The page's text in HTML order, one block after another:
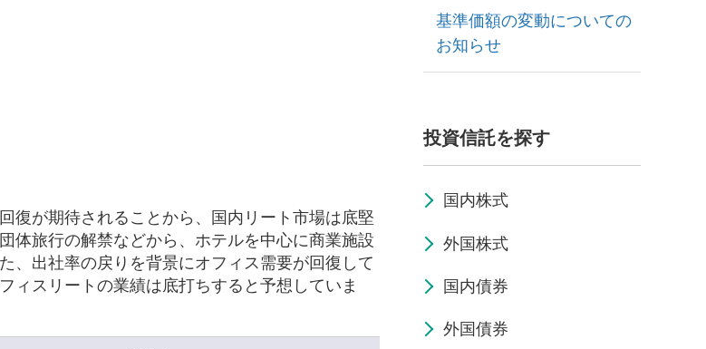
復が期待されることから、国内リート市場は底堅
体旅行の解禁などから、ホテルを中心に商業施設
、出社率の戻りを背景にオフィス需要が回復して
ィスリートの業績は底打ちすると予想していま
基準価額の変動についての
お知らせ
投資信託を探す
国内株式
外国株式
国内債券
外国債券